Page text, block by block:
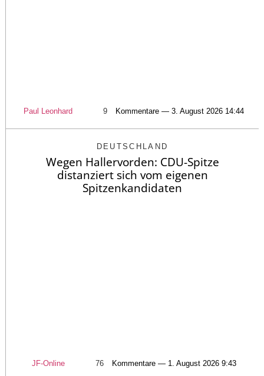
Paul Leonhard 9 Kommentare — 3. August 2026 14:44
DEUTSCHLAND
Wegen Hallervorden: CDU-Spitze
distanziert sich vom eigenen
Spitzenkandidaten
JF-Online 76 Kommentare — 1. August 2026 9:43